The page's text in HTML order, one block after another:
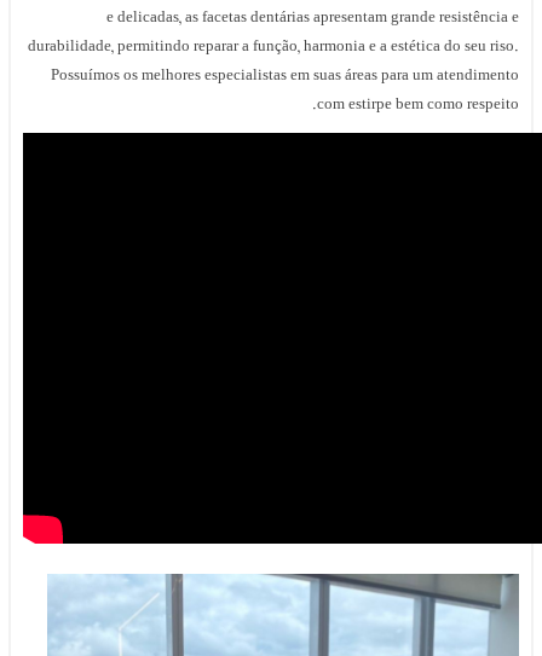
e delicadas, as facetas dentárias apresentam grande resistência e
durabilidade, permitindo reparar a função, harmonia e a estética do seu riso.
Possuímos os melhores especialistas em suas áreas para um atendimento
com estirpe bem como respeito.